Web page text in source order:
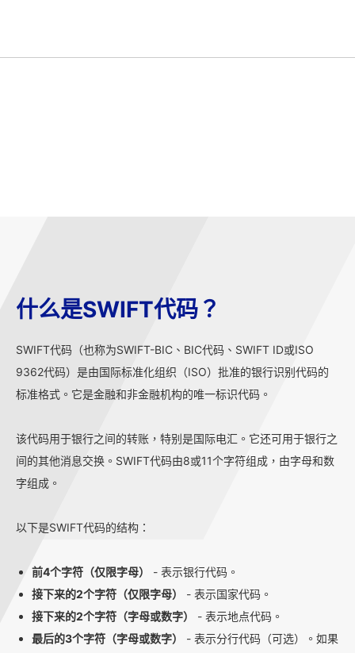
什么是SWIFT代码？
SWIFT代码（也称为SWIFT-BIC、BIC代码、SWIFT ID或ISO
9362代码）是由国际标准化组织（ISO）批准的银行识别代码的
标准格式。它是金融和非金融机构的唯一标识代码。
该代码用于银行之间的转账，特别是国际电汇。它还可用于银行之
间的其他消息交换。SWIFT代码由8或11个字符组成，由字母和数
字组成。
以下是SWIFT代码的结构：
前4个字符（仅限字母）
- 表示银行代码。
接下来的2个字符（仅限字母）
- 表示国家代码。
接下来的2个字符（字母或数字）
- 表示地点代码。
最后的3个字符（字母或数字）
- 表示分行代码（可选）。如果